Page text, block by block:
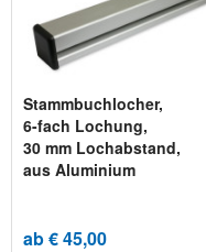
Stammbuchlocher,
6-fach Lochung,
30 mm Lochabstand,
aus Aluminium
ab € 45,00